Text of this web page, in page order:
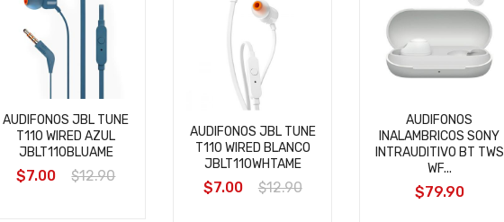
AUDIFONOS JBL TUNE
T110 WIRED AZUL
JBLT110BLUAME
$7.00 $12.90
AUDIFONOS JBL TUNE
T110 WIRED BLANCO
JBLT110WHTAME
$7.00 $12.90
AUDIFONOS
INALAMBRICOS SONY
INTRAUDITIVO BT TWS
WF...
$79.90